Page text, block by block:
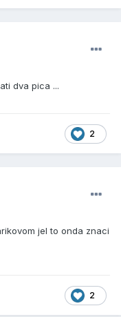
dva pica ...
2
jel to onda znaci
2